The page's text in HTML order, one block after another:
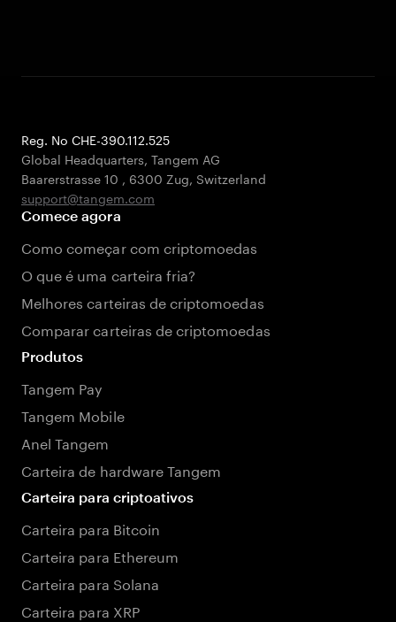
Reg. No CHE-390.112.525
Global Headquarters, Tangem AG
Baarerstrasse 10 , 6300 Zug, Switzerland
support@tangem.com
Comece agora
Como começar com criptomoedas
O que é uma carteira fria?
Melhores carteiras de criptomoedas
Comparar carteiras de criptomoedas
Produtos
Tangem Pay
Tangem Mobile
Anel Tangem
Carteira de hardware Tangem
Carteira para criptoativos
Carteira para Bitcoin
Carteira para Ethereum
Carteira para Solana
Carteira para XRP